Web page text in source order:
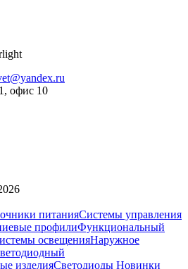
офис 10
питанияСистемы управления
профилиФункциональный
освещенияНаружное
изделияСветодиоды Новинки